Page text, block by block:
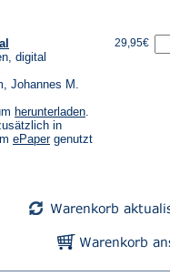
digital
Johannes M.
herunterladen(Öffnet
einem
.
in
ePaper(Öffnet
genutzt
29,95€